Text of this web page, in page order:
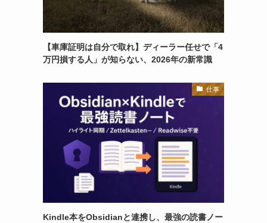
【車庫証明は自分で取れ】ディーラー任せで「4
万円損する人」が知らない、2026年の新常識
仕事
Kindle本をObsidianと連携し、最強の読書ノー